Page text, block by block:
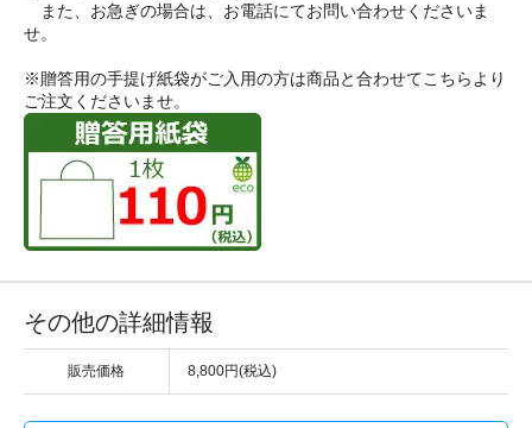
また、お急ぎの場合は、お電話にてお問い合わせくださいま
せ。
※贈答用の手提げ紙袋がご入用の方は商品と合わせてこちらより
ご注文くださいませ。
その他の詳細情報
販売価格 8,800円(税込)